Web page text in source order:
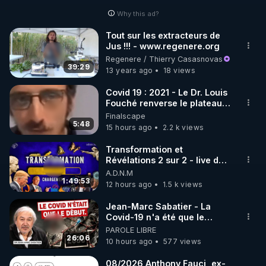
🌱 INSTAGRAM
https://www.instagram.com/rdlr_thierrycasasnovas/
http://rgnr.li/instagram
🌱 LA NEWSLETTER
Pour ne pas rater l’actualité RGNR (stages,
http://rgnr.li/news
🌱 VIDÉOS NON CENSURÉES SUR ODYSEE
Toutes les vidéos Youtube sont aussi sur la
http://rgnr.li/odysee
🌱 LES STAGES EN PRÉSENTIEL
Why this ad?
39:29
Tout sur les extracteurs de
Jus !!! - www.regenere.org
Regenere / Thierry Casasnovas
13 years ago
18 views
5:48
Covid 19 : 2021 - Le Dr. Louis
Fouché renverse le plateau
de CNews !
Finalscape
15 hours ago
2.2 k views
1:49:53
Transformation et
Révélations 2 sur 2 - live du
07/08/26
A.D.N.M
12 hours ago
1.5 k views
26:06
Jean-Marc Sabatier - La
Covid-19 n'a été que le
début - L'ARNm & l'ARNm-aa
jusqu où auront-t-il ?
PAROLE LIBRE
10 hours ago
577 views
08/2026 Anthony Fauci, ex-